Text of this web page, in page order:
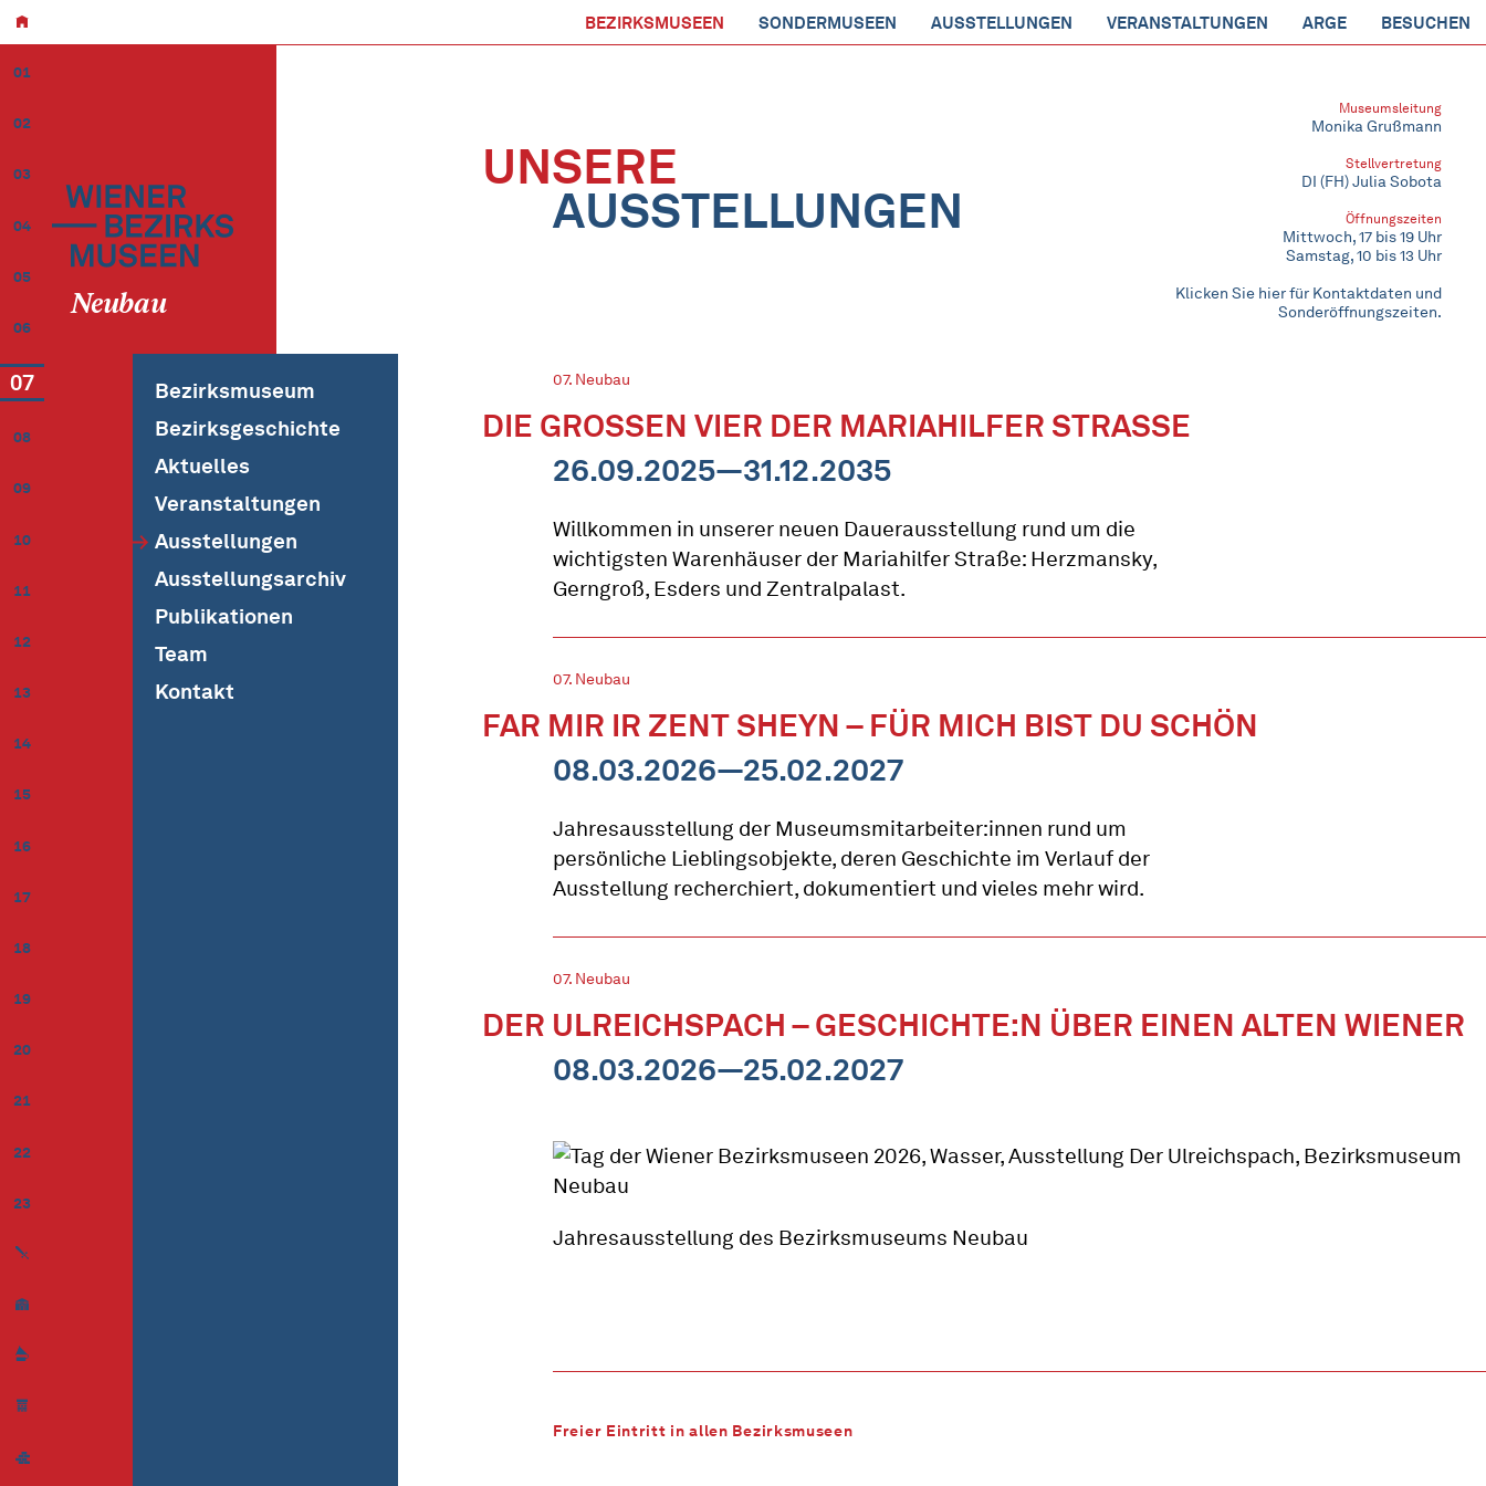
BEZIRKSMUSEEN SONDERMUSEEN AUSSTELLUNGEN VERANSTALTUNGEN ARGE BESUCHEN
Neubau
01
02
03
04
05
06
07
08
09
10
11
12
13
14
15
16
17
18
19
20
21
22
23
Bezirksmuseum
Bezirksgeschichte
Aktuelles
Veranstaltungen
Ausstellungen
Ausstellungsarchiv
Publikationen
Team
Kontakt
UNSERE
AUSSTELLUNGEN
Museumsleitung
Monika Grußmann
Stellvertretung
DI (FH) Julia Sobota
Öffnungszeiten
Mittwoch, 17 bis 19 Uhr
Samstag, 10 bis 13 Uhr
Klicken Sie hier für Kontaktdaten und
Sonderöffnungszeiten.
07. Neubau
DIE GROSSEN VIER DER MARIAHILFER STRASSE
26.09.2025—31.12.2035
Willkommen in unserer neuen Dauerausstellung rund um die
wichtigsten Warenhäuser der Mariahilfer Straße: Herzmansky,
Gerngroß, Esders und Zentralpalast.
07. Neubau
FAR MIR IR ZENT SHEYN – FÜR MICH BIST DU SCHÖN
08.03.2026—25.02.2027
Jahresausstellung der Museumsmitarbeiter:innen rund um
persönliche Lieblingsobjekte, deren Geschichte im Verlauf der
Ausstellung recherchiert, dokumentiert und vieles mehr wird.
07. Neubau
DER ULREICHSPACH – GESCHICHTE:N ÜBER EINEN ALTEN WIENER
08.03.2026—25.02.2027
Jahresausstellung des Bezirksmuseums Neubau
Freier Eintritt in allen Bezirksmuseen